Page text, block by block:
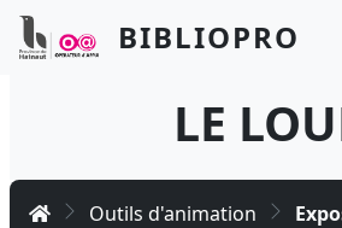
Panneau de gestion des cookies
Aller au contenu principal
BIBLIOPRO
LE
AccueilOutils d'animation